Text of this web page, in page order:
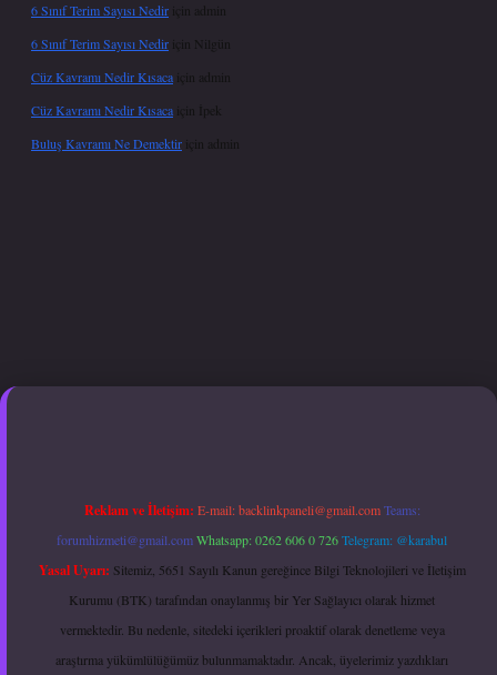
6 Sınıf Terim Sayısı Nedir için
admin
6 Sınıf Terim Sayısı Nedir için Nilgün
Cüz Kavramı Nedir Kısaca için
admin
Cüz Kavramı Nedir Kısaca için İpek
Buluş Kavramı Ne Demektir için admin
giriş adresi güncellendibetexper.xyzhiltonbet güncel giriş
Reklam ve İletişim: E-mail:backlinkpaneli@gmail.com Teams:
forumhizmeti@gmail.comWhatsapp: 0262 606 0 726Telegram: @karabul
Yasal Uyarı: Sitemiz, 5651 Sayılı Kanun gereğince Bilgi Teknolojileri ve İletişim
Kurumu (BTK) tarafından onaylanmış bir Yer Sağlayıcı olarak hizmet
vermektedir. Bu nedenle, sitedeki içerikleri proaktif olarak denetleme veya
araştırma yükümlülüğümüz bulunmamaktadır. Ancak, üyelerimiz yazdıkları